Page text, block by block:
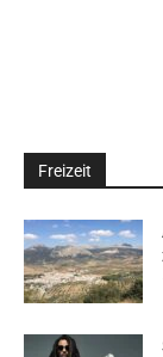
Freizeit